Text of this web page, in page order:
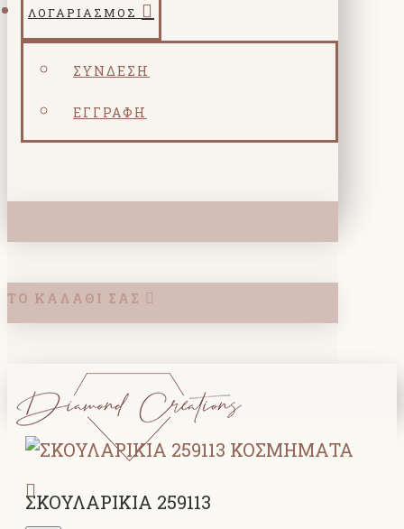
ΛΟΓΑΡΙΑΣΜΌΣ
ΣΎΝΔΕΣΗ
ΕΓΓΡΑΦΉ
ΤΟ ΚΑΛΆΘΙ ΣΑΣ
ΣΚΟΥΛΑΡΙΚΙΑ 259113